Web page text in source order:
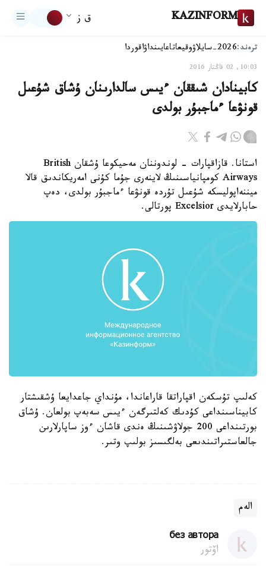
KAZINFORM ق ز
ترەند:2026-سايلاۋ وقيعاتاعايىنداۋاقوردا
10:03, 02 قاڭتار 2016
كابينادان شىققان ءيىس سالدارىنان ۇشاق شۇعىل
قونۋعا ءماجبۇر بولدى
استانا. قازاقپارات - لوندوننان مەحيكوعا ۇشقان British
Airways كومپانياسىنىڭ لاينەرى جۇما كۇنى امەريكاندىق قالا
ميننەاپوليسكە شۇعىل تۇردە قونۋعا ءماجبۇر بولدى، دەپ
حابارلايدى Excelsior پورتالى.
كەلىپ تۇسكەن اقپاراتقا قاراعاندا، مۇنداي جاعدايعا ۇشقىشتار
كابيناسىنداعى كۇدىك كەلتىرگەن ءيىس سەبەپ بولعان. ۇشاق
بورتىنداعى 200 جولاۋشىنىڭ ەندى قاشان ءوز ساپارلارىن
جالعاستىراتىندىعى بەلگىسىز بولىپ وتىر.
الەم
без автора
اۆتور